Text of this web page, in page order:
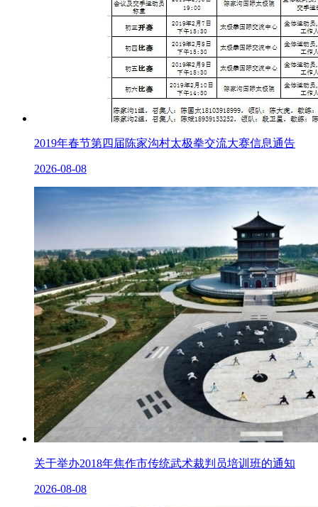
2019年春节第四届陈家沟村太极拳交流大赛信息通告
2026-08-08
关于举办2018年焦作市传统武术裁判员培训班的通知
2026-08-08